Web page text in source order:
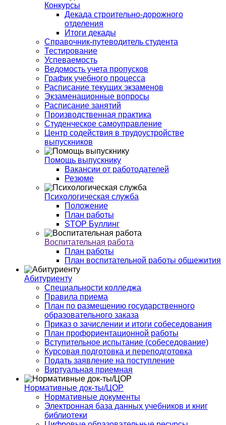
Конкурсы
Декада строительно-дорожного
отделения
Итоги декады
Справочник-путеводитель студента
Тестирование
Успеваемость
Ведомость учета пропусков
График учебного процесса
Расписание текущих экзаменов
Экзаменационные вопросы
Расписание занятий
Производственная практика
Студенческое самоуправление
Центр содействия в трудоустройстве
выпускников
Помощь выпускнику
Вакансии от работодателей
Резюме
Психологическая служба
Положение
План работы
STOP Буллинг
Воспитательная работа
План работы
План воспитательной работы общежития
Абитуриенту
Специальности колледжа
Правила приема
План по размещению государственного
образовательного заказа
Приказ о зачислении и итоги собеседования
План профориентационной работы
Вступительное испытание (собеседование)
Курсовая подготовка и переподготовка
Подать заявление на поступление
Виртуальная приемная
Нормативные док-ты/ЦОР
Нормативные документы
Электронная база данных учебников и книг
библиотеки